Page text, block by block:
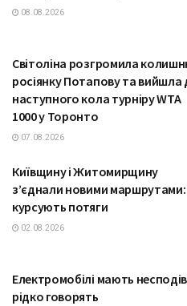
08.08.2026
Світоліна розгромила
росіянку Потапову та вийшла
наступного кола турніру WTA
1000 у Торонто
07.08.2026
Київщину і Житомирщину
з’єднали новими маршрутами:
курсують потяги
02.08.2026
Електромобілі мають
рідко говорять